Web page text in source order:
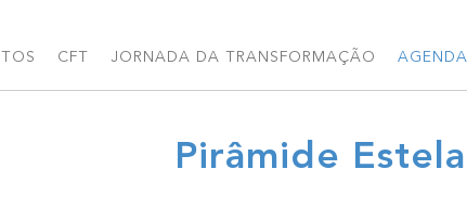
CFT JORNADA DA TRANSFORMAÇÃO AGENDA
Pirâmide